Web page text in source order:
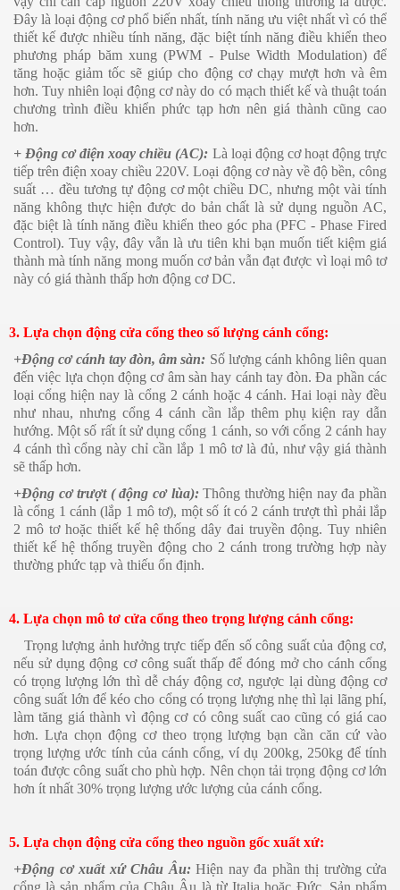
Đây là loại động cơ phổ biến nhất, tính năng ưu việt nhất vì có thể
thiết kế được nhiều tính năng, đặc biệt tính năng điều khiển theo
phương pháp băm xung (PWM - Pulse Width Modulation) để
tăng hoặc giảm tốc sẽ giúp cho động cơ chạy mượt hơn và êm
hơn. Tuy nhiên loại động cơ này do có mạch thiết kế và thuật toán
chương trình điều khiển phức tạp hơn nên giá thành cũng cao
hơn.
+ Động cơ điện xoay chiều (AC): Là loại động cơ hoạt động trực
tiếp trên điện xoay chiều 220V. Loại động cơ này về độ bền, công
suất … đều tương tự động cơ một chiều DC, nhưng một vài tính
năng không thực hiện được do bản chất là sử dụng nguồn AC,
đặc biệt là tính năng điều khiển theo góc pha (PFC - Phase Fired
Control). Tuy vậy, đây vẫn là ưu tiên khi bạn muốn tiết kiệm giá
thành mà tính năng mong muốn cơ bản vẫn đạt được vì loại mô tơ
này có giá thành thấp hơn động cơ DC.
3. Lựa chọn động cửa cổng theo số lượng cánh cổng:
+Động cơ cánh tay đòn, âm sàn: Số lượng cánh không liên quan
đến việc lựa chọn động cơ âm sàn hay cánh tay đòn. Đa phần các
loại cổng hiện nay là cổng 2 cánh hoặc 4 cánh. Hai loại này đều
như nhau, nhưng cổng 4 cánh cần lắp thêm phụ kiện ray dẫn
hướng. Một số rất ít sử dụng cổng 1 cánh, so với cổng 2 cánh hay
4 cánh thì cổng này chỉ cần lắp 1 mô tơ là đủ, như vậy giá thành
sẽ thấp hơn.
+Động cơ trượt ( động cơ lùa):Thông thường hiện nay đa phần
là cổng 1 cánh (lắp 1 mô tơ), một số ít có 2 cánh trượt thì phải lắp
2 mô tơ hoặc thiết kế hệ thống dây đai truyền động. Tuy nhiên
thiết kế hệ thống truyền động cho 2 cánh trong trường hợp này
thường phức tạp và thiếu ổn định.
4. Lựa chọn mô tơ cửa cổng theo trọng lượng cánh cổng:
lượng ảnh hưởng trực tiếp đến số công suất của động cơ,
nếu sử dụng động cơ công suất thấp để đóng mở cho cánh cổng
có trọng lượng lớn thì dễ cháy động cơ, ngược lại dùng động cơ
công suất lớn để kéo cho cổng có trọng lượng nhẹ thì lại lãng phí,
làm tăng giá thành vì động cơ có công suất cao cũng có giá cao
hơn. Lựa chọn động cơ theo trọng lượng bạn cần căn cứ vào
trọng lượng ước tính của cánh cổng, ví dụ 200kg, 250kg để tính
toán được công suất cho phù hợp. Nên chọn tải trọng động cơ lớn
hơn ít nhất 30% trọng lượng ước lượng của cánh cổng.
5. Lựa chọn động cửa cổng theo nguồn gốc xuất xứ:
+Động cơ xuất xứ Châu Âu:Hiện nay đa phần thị trường cửa